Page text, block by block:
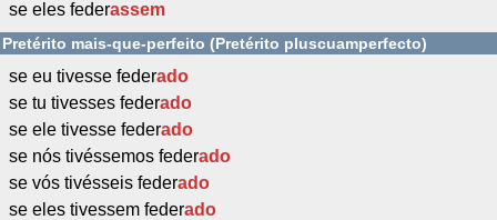
se eles federassem
Pretérito mais-que-perfeito (Pretérito pluscuamperfecto)
se eu tivesse federado
se tu tivesses federado
se ele tivesse federado
se nós tivéssemos federado
se vós tivésseis federado
se eles tivessem federado